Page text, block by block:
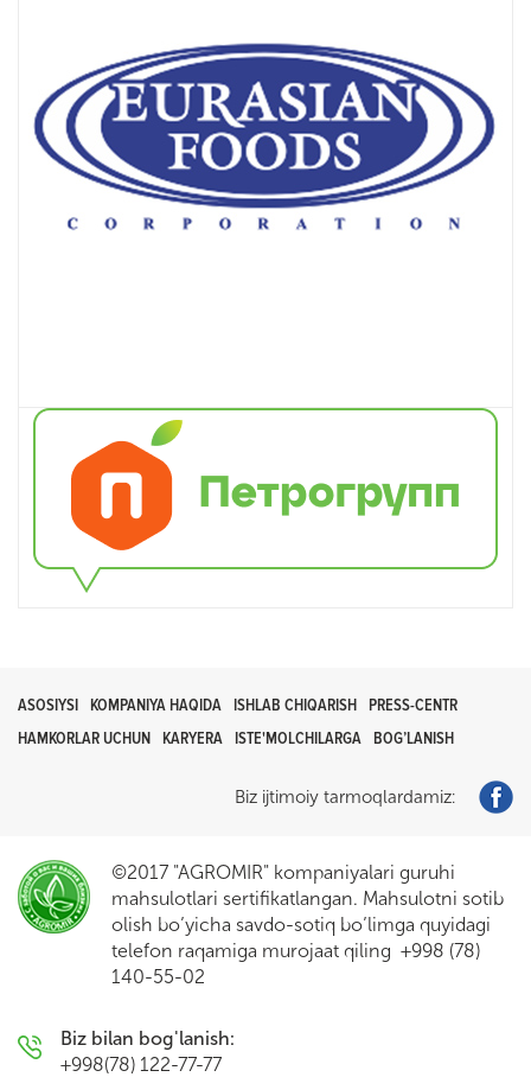
ASOSIYSI KOMPANIYA HAQIDA ISHLAB CHIQARISH
PRESS-CENTR
HAMKORLAR UCHUN
KARYERA ISTE'MOLCHILARGA BOG’LANISH
Biz ijtimoiy tarmoqlardamiz:
©2017 "AGROMIR" kompaniyalari guruhi
mahsulotlari sertifikatlangan. Mahsulotni sotib
olish bo’yicha savdo-sotiq bo’limga quyidagi
telefon raqamiga murojaat qiling +998 (78)
140-55-02
Biz bilan bog'lanish:
+998(78) 122-77-77